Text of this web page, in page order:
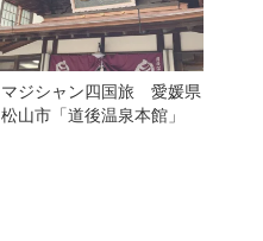
マジシャン四国旅 愛媛県
松山市「道後温泉本館」